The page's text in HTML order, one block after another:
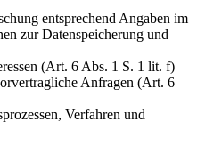
entsprechend Angaben im
zur Datenspeicherung und
(Art. 6 Abs. 1 S. 1 lit. f)
Anfragen (Art. 6
Verfahren und